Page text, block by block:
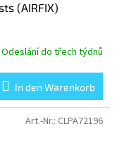
(AIRFIX)
Odeslání do třech týdnů
In den Warenkorb
Art.-Nr.: CLPA72196